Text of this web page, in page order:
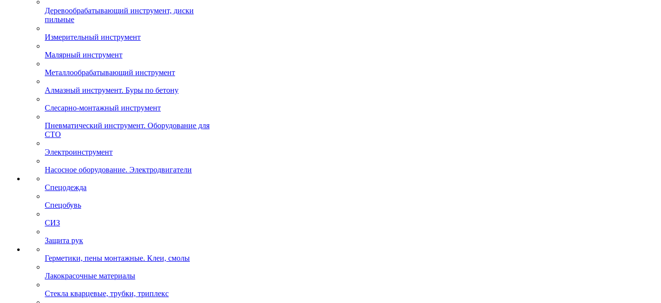
Деревообрабатывающий инструмент, диски
пильные
Измерительный инструмент
Малярный инструмент
Металлообрабатывающий инструмент
Алмазный инструмент. Буры по бетону
Слесарно-монтажный инструмент
Пневматический инструмент. Оборудование для
СТО
Электроинструмент
Насосное оборудование. Электродвигатели
Спецодежда
Спецобувь
СИЗ
Защита рук
Герметики, пены монтажные. Клеи, смолы
Лакокрасочные материалы
Стекла кварцевые, трубки, триплекс